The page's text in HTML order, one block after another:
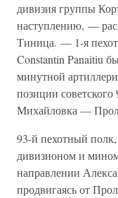
дивизия группы
наступлению, —
Тиница. — 1-я
Constantin Panaitiu
минутной
позиции
Михайловка —
93-й пехотный
дивизионом и
направлении
продвигаясь от